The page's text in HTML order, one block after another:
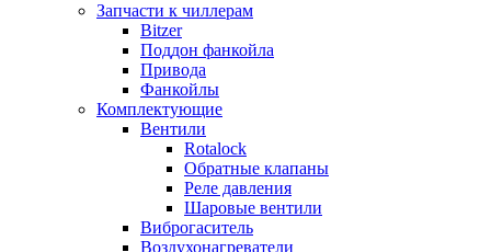
Запчасти к чиллерам
Bitzer
Поддон фанкойла
Привода
Фанкойлы
Комплектующие
Вентили
Rotalock
Обратные клапаны
Реле давления
Шаровые вентили
Виброгаситель
Воздухонагреватели